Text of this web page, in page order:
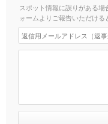
スポット情報に誤りがある
ォームよりご報告いただける